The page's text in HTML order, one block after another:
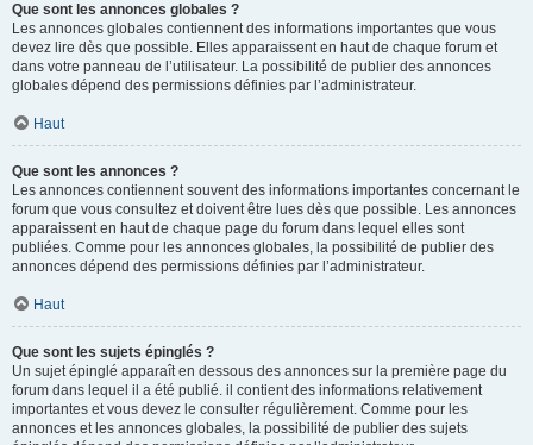
Que sont les annonces globales ?
Les annonces globales contiennent des informations importantes que vous
devez lire dès que possible. Elles apparaissent en haut de chaque forum et
dans votre panneau de l’utilisateur. La possibilité de publier des annonces
globales dépend des permissions définies par l’administrateur.
Haut
Que sont les annonces ?
Les annonces contiennent souvent des informations importantes concernant le
forum que vous consultez et doivent être lues dès que possible. Les annonces
apparaissent en haut de chaque page du forum dans lequel elles sont
publiées. Comme pour les annonces globales, la possibilité de publier des
annonces dépend des permissions définies par l’administrateur.
Haut
Que sont les sujets épinglés ?
Un sujet épinglé apparaît en dessous des annonces sur la première page du
forum dans lequel il a été publié. il contient des informations relativement
importantes et vous devez le consulter régulièrement. Comme pour les
annonces et les annonces globales, la possibilité de publier des sujets